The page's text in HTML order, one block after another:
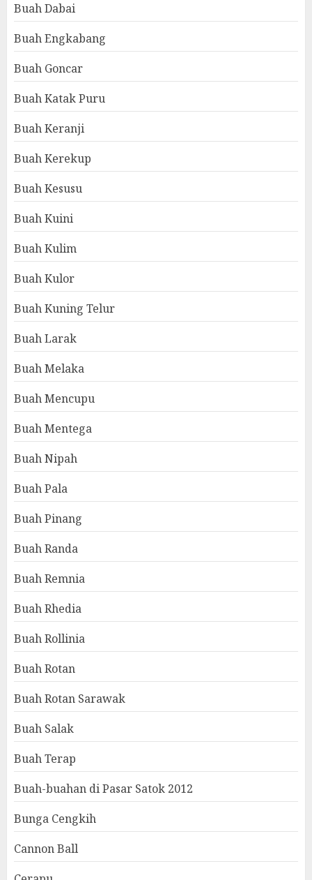
Buah Dabai
Buah Engkabang
Buah Goncar
Buah Katak Puru
Buah Keranji
Buah Kerekup
Buah Kesusu
Buah Kuini
Buah Kulim
Buah Kulor
Buah Kuning Telur
Buah Larak
Buah Melaka
Buah Mencupu
Buah Mentega
Buah Nipah
Buah Pala
Buah Pinang
Buah Randa
Buah Remnia
Buah Rhedia
Buah Rollinia
Buah Rotan
Buah Rotan Sarawak
Buah Salak
Buah Terap
Buah-buahan di Pasar Satok 2012
Bunga Cengkih
Cannon Ball